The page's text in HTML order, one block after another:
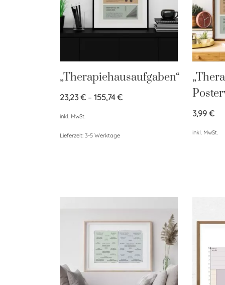
„Therapiehausaufgaben“
23,23 € – 155,74€
inkl. MwSt.
Lieferzeit: 3-5 Werktage
3,99€
inkl. MwSt.